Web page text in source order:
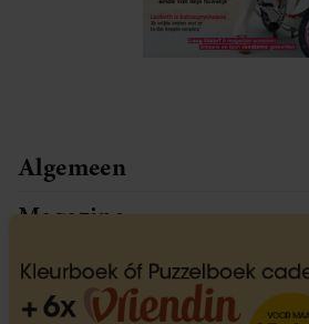
Algemeen
Magazine
Service
Vriendin participeert in diverse